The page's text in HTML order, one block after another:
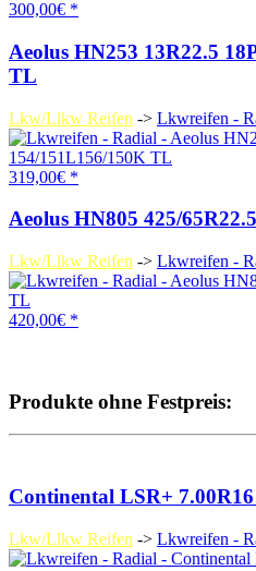
300,00€ *
Aeolus HN253 13R22.5
TL
Lkw/Llkw Reifen -> Lkwreifen -
319,00€ *
Aeolus HN805 425/
Lkw/Llkw Reifen -> Lkwreifen -
420,00€ *
Produkte ohne Festpreis:
Continental LSR+
Lkw/Llkw Reifen -> Lkwreifen -